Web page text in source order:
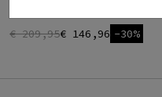
€ 209,95€ 146,96 -30%